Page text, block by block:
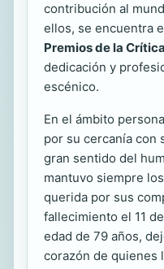
contribución al
ellos, se encuentra
Premios de la Crítica
dedicación y
escénico.
En el ámbito
por su cercanía con
gran sentido del
mantuvo siempre
querida por sus
fallecimiento el 11
edad de 79 años,
corazón de quienes